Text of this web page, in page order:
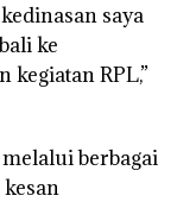
saya
ke
RPL,”
berbagai